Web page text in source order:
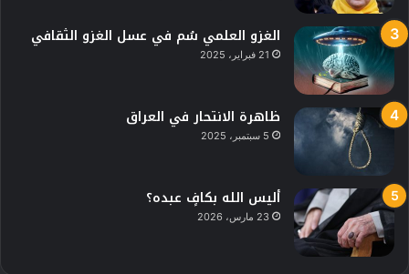
الغزو العلمي سُم في عسل الغزو الثقافي
21 فبراير، 2025
ظاهرة الانتحار في العراق
5 سبتمبر، 2025
أليس الله بكافٍ عبده؟
23 مارس، 2026